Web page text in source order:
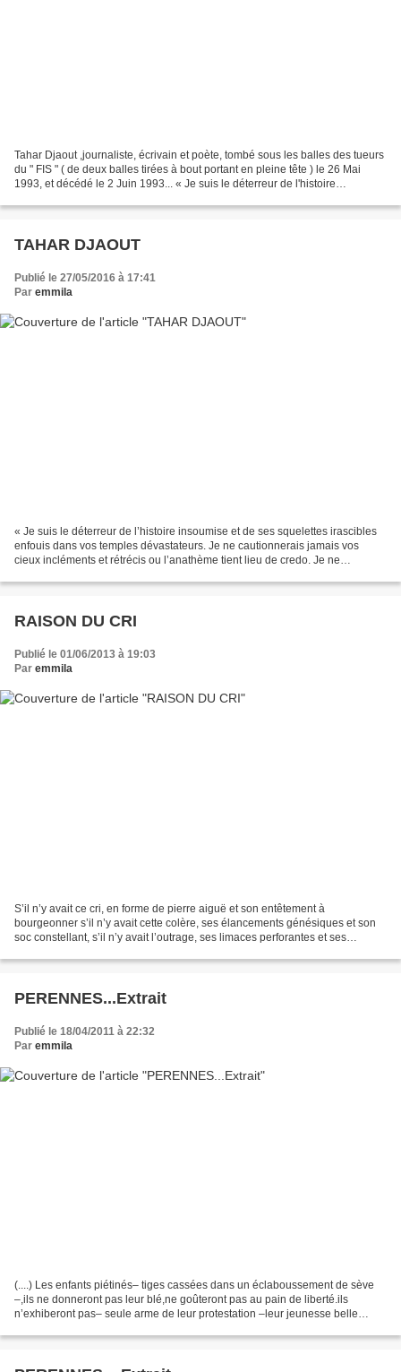
Tahar Djaout ,journaliste, écrivain et poète, tombé sous les balles des tueurs
du " FIS " ( de deux balles tirées à bout portant en pleine tête ) le 26 Mai
1993, et décédé le 2 Juin 1993... « Je suis le déterreur de l'histoire
TAHAR DJAOUT
Publié le 27/05/2016 à 17:41
Par emmila
« Je suis le déterreur de l’histoire insoumise et de ses squelettes irascibles
enfouis dans vos temples dévastateurs. Je ne cautionnerais jamais vos
cieux incléments et rétrécis ou l’anathème tient lieu de credo. Je ne
RAISON DU CRI
Publié le 01/06/2013 à 19:03
Par emmila
S’il n’y avait ce cri, en forme de pierre aiguë et son entêtement à
bourgeonner s’il n’y avait cette colère, ses élancements génésiques et son
soc constellant, s’il n’y avait l’outrage, ses limaces perforantes et ses
PERENNES...Extrait
Publié le 18/04/2011 à 22:32
Par emmila
(....) Les enfants piétinés– tiges cassées dans un éclaboussement de sève
–,ils ne donneront pas leur blé,ne goûteront pas au pain de liberté.ils
n’exhiberont pas– seule arme de leur protestation –leur jeunesse belle